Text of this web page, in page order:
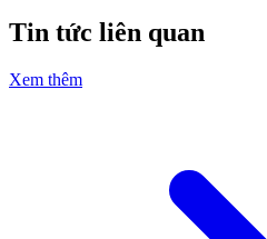
Tin tức liên quan
Xem thêm